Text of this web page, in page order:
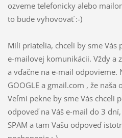
ozveme telefonicky alebo
to bude vyhovovať :-)
Milí priatelia, chceli by sme
e-mailovej komunikácii. Vždy a
a vďačne na e-mail odpovieme.
GOOGLE a gmail.com , že
Veľmi pekne by sme Vás chceli
odpoveď na Váš e-mail do 3
SPAM a tam Vašu odpoveď